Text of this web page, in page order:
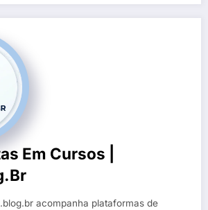
Em Cursos |
acompanha plataformas de